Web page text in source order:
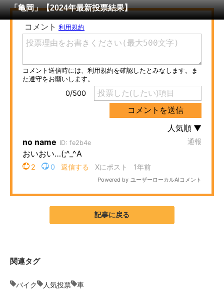
メディア
注目記事を集めた総合ページ
ITの今と未来を見通す
スマホと通信の最新トレンド
進化するPCとデバイスの未来
AI活用のいまが分かる
企業ITのトレンドを詳説
経営リーダーのコミュニティ
マーケ×ITの今がよく分かる
企業向けIT製品の総合サイト
IT製品の技術・比較・事例
「亀岡」【2024年最新投票結果】
記事に戻る
関連タグ
バイク 人気投票 車